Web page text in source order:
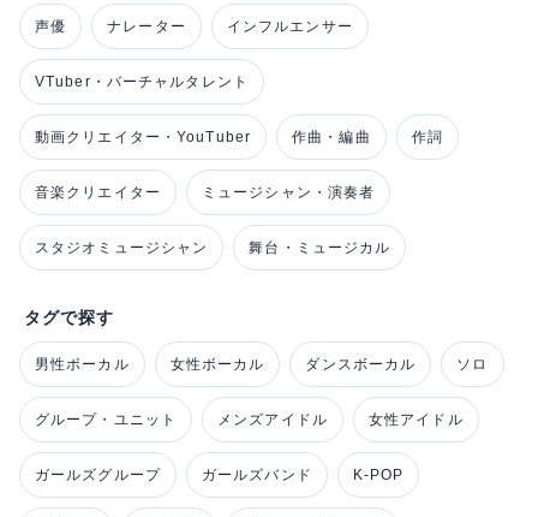
声優 ナレーター インフルエンサー
VTuber・バーチャルタレント
動画クリエイター・YouTuber 作曲・編曲 作詞
音楽クリエイター ミュージシャン・演奏者
スタジオミュージシャン 舞台・ミュージカル
タグで探す
男性ボーカル 女性ボーカル ダンスボーカル ソロ
グループ・ユニット メンズアイドル 女性アイドル
ガールズグループ ガールズバンド K-POP